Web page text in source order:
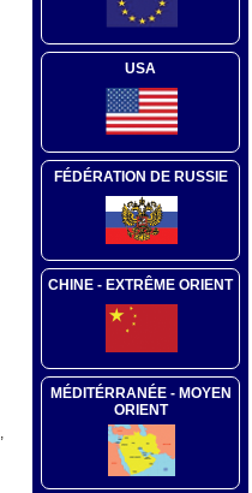
USA
FÉDÉRATION DE RUSSIE
CHINE - EXTRÊME ORIENT
MÉDITÉRRANÉE - MOYEN
ORIENT